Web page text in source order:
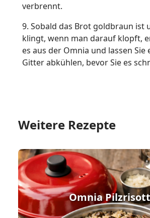
verbrennt.
9. Sobald das Brot goldbraun ist
klingt, wenn man darauf klopft,
es aus der Omnia und lassen Sie
Gitter abkühlen, bevor Sie es
Weitere Rezepte
Omnia